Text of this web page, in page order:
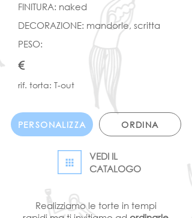
Realizziamo le torte in tempi
FINITURA: naked
DECORAZIONE: mandorle, scritta
PESO:
€
rif. torta: T-out
PERSONALIZZA ORDINA
VEDI IL
CATALOGO